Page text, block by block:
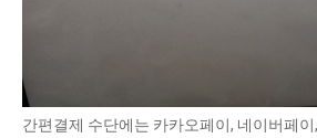
간편결제 수단에는 카카오페이, 네이버페이